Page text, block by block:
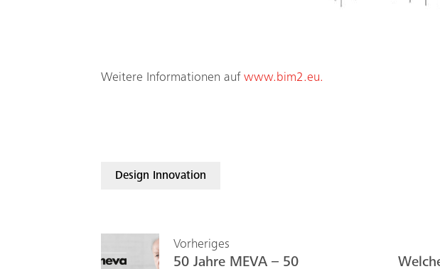
Weitere Informationen auf www.bim2.eu.
Design Innovation
Vorheriges
50 Jahre MEVA – 50